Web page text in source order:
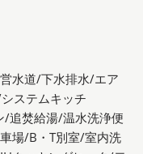
水道/下水排水/エア
ステムキッチ
/追焚給湯/温水洗浄便
場/B・T別室/室内洗